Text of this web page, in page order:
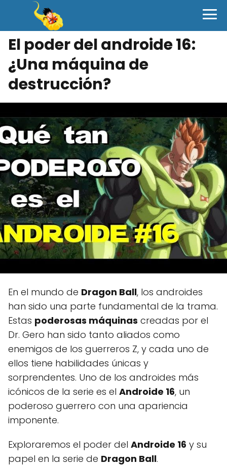
El poder del androide 16:
¿Una máquina de
destrucción?
En el mundo de Dragon Ball, los androides
han sido una parte fundamental de la trama.
Estas poderosas máquinas creadas por el
Dr. Gero han sido tanto aliados como
enemigos de los guerreros Z, y cada uno de
ellos tiene habilidades únicas y
sorprendentes. Uno de los androides más
icónicos de la serie es el Androide 16, un
poderoso guerrero con una apariencia
imponente.
Exploraremos el poder del Androide 16 y su
papel en la serie de Dragon Ball.